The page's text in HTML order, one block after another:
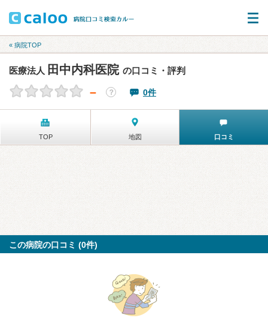
« 病院TOP
医療法人 田中内科医院 の口コミ・評判
－ ？ 0件
TOP 地図 口コミ
この病院の口コミ (0件)